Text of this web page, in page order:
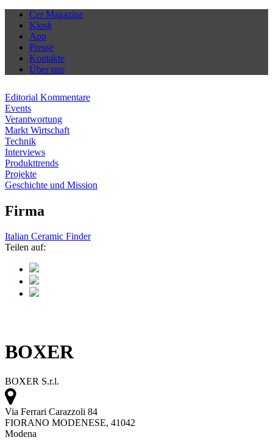
Cer Magazine
Kiosk
App
Presse
Kontakte
Über uns
Editorial Kommentare
Events
Verantwortung
Markt Wirtschaft
Technik
Interviews
Produkttrends
Projekte
Geschichte und Mission
Firma
Italian Ceramic Finder
Teilen auf:
BOXER
BOXER S.r.l.
Via Ferrari Carazzoli 84
FIORANO MODENESE, 41042
Modena